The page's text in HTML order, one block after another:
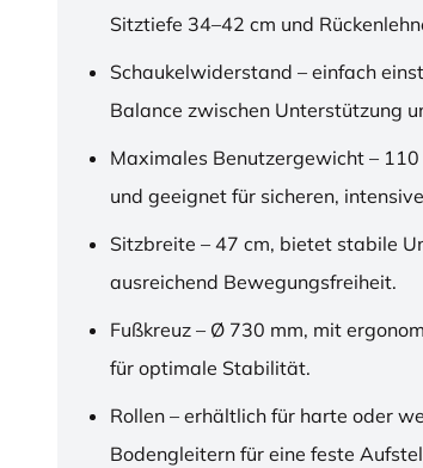
Sitztiefe 34–42 cm und
Schaukelwiderstand – einfach
Balance zwischen Unterstützung
Maximales Benutzergewicht –
und geeignet für sicheren,
Sitzbreite – 47 cm, bietet stabile
ausreichend Bewegungsfreiheit.
Fußkreuz – Ø 730 mm, mit
für optimale Stabilität.
Rollen – erhältlich für harte oder
Bodengleitern für eine feste